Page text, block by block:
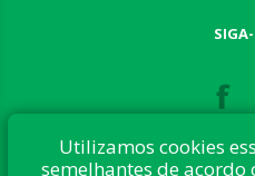
Utilizamos cookies
semelhantes de acordo